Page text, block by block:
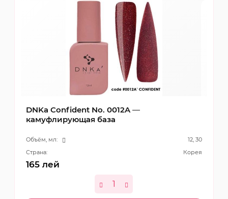
DNKa Confident No. 0012A —
камуфлирующая база
Объём, мл:
12, 30
Страна:
Корея
165 лей